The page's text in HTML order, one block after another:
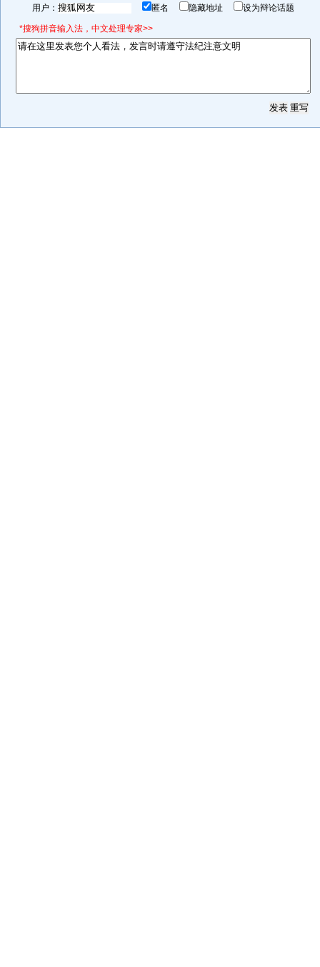
用户： 匿名 隐藏地址 设为辩论话题
*搜狗拼音输入法，中文处理专家>>